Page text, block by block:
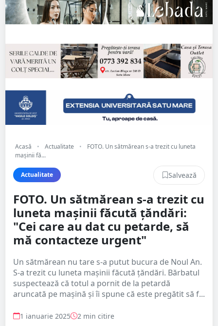
Acasă • Actualitate •
FOTO. Un sătmărean s-a trezit cu luneta
mașinii fă...
Actualitate Salvează
FOTO. Un sătmărean s-a trezit cu
luneta mașinii făcută țăndări:
"Cei care au dat cu petarde, să
mă contacteze urgent"
Un sătmărean nu tare s-a putut bucura de Noul An.
S-a trezit cu luneta mașinii făcută țăndări. Bărbatul
suspectează că totul a pornit de la petardă
aruncată pe mașină și îi spune că este pregătit să f...
1 ianuarie 2025 2 min citire